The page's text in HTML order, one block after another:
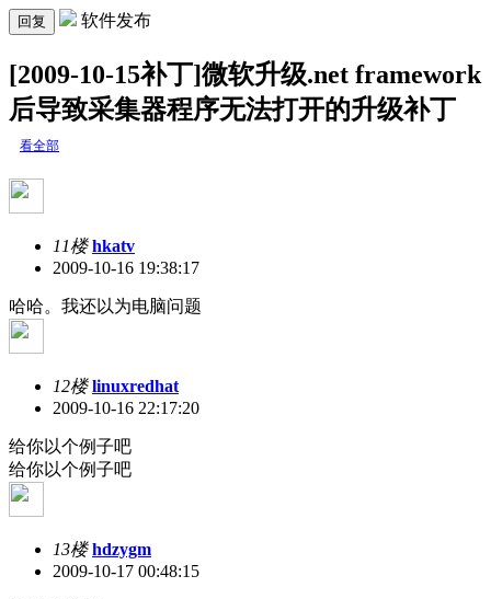
回复 软件发布
[2009-10-15补丁]微软升级.net framework
后导致采集器程序无法打开的升级补丁
看全部
11楼 hkatv
2009-10-16 19:38:17
哈哈。我还以为电脑问题
12楼 linuxredhat
2009-10-16 22:17:20
给你以个例子吧
给你以个例子吧
13楼 hdzygm
2009-10-17 00:48:15